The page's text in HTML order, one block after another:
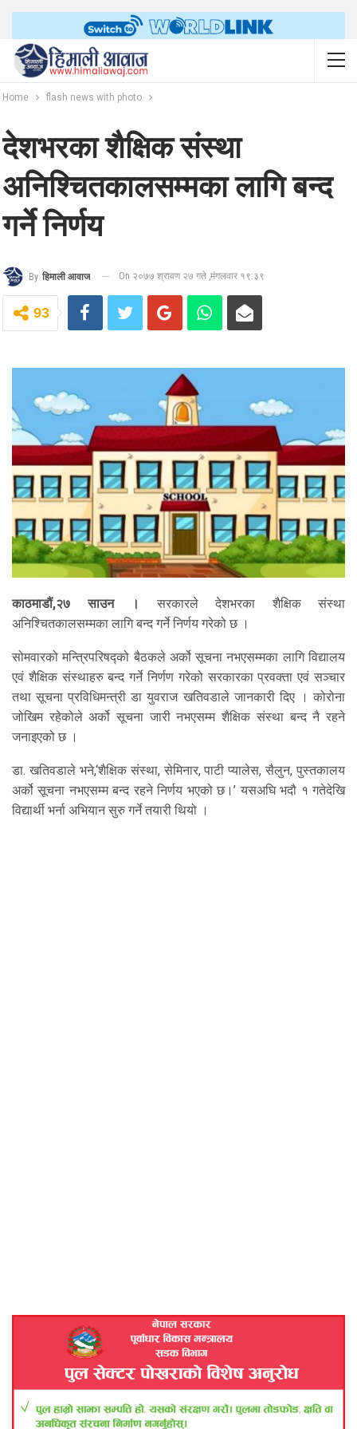
Home flash news with photo
देशभरका शैक्षिक संस्था
अनिश्चितकालसम्मका लागि बन्द
गर्ने निर्णय
By हिमाली आवाज On २०७७ श्रावण २७ गते ,मंगलवार १९:३९
93
काठमाडौं,२७ साउन ।
सरकारले देशभरका शैक्षिक संस्था
अनिश्चितकालसम्मका लागि बन्द गर्ने निर्णय गरेको छ ।
सोमवारको मन्त्रिपरिषद्को बैठकले अर्को सूचना नभएसम्मका लागि विद्यालय
एवं शैक्षिक संस्थाहरु बन्द गर्ने निर्णण गरेको सरकारका प्रवक्ता एवं सञ्चार
तथा सूचना प्रविधिमन्त्री डा युवराज खतिवडाले जानकारी दिए । कोरोना
जोखिम रहेकोले अर्को सूचना जारी नभएसम्म शैक्षिक संस्था बन्द नै रहने
जनाइएको छ ।
डा. खतिवडाले भने,‘शैक्षिक संस्था, सेमिनार, पाटी प्यालेस, सैलुन, पुस्तकालय
अर्को सूचना नभएसम्म बन्द रहने निर्णय भएको छ।’ यसअघि भदौ १ गतेदेखि
विद्यार्थी भर्ना अभियान सुरु गर्ने तयारी थियो ।